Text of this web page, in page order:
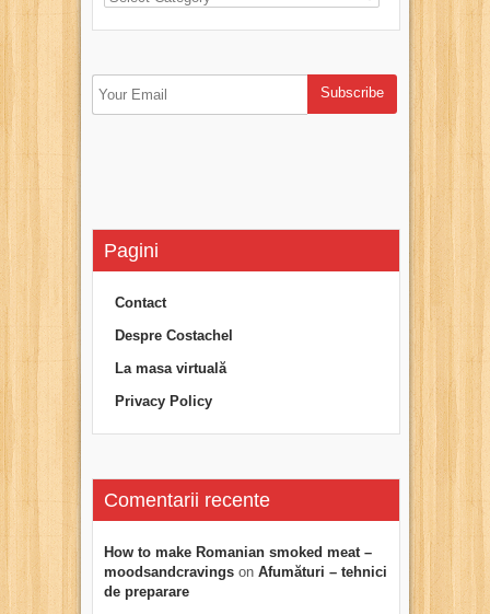
Pagini
Contact
Despre Costachel
La masa virtuală
Privacy Policy
Comentarii recente
How to make Romanian smoked meat –
moodsandcravings on Afumături – tehnici
de preparare